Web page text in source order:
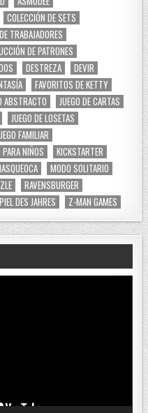
COLECCIÓN DE SETS
TRABAJADORES
DE PATRONES
DESTREZA
DEVIR
FAVORITOS DE KETTY
ABSTRACTO
JUEGO DE CARTAS
JUEGO DE LOSETAS
FAMILIAR
PARA NIÑOS
KICKSTARTER
MODO SOLITARIO
RAVENSBURGER
DES JAHRES Z-MAN GAMES